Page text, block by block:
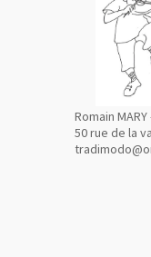
Romain
50 rue de la